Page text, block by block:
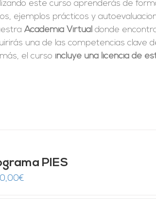
este curso aprenderás de
ejemplos prácticos y
Academia Virtual donde
una de las competencias clave
el curso incluye una licencia de
PIES
€